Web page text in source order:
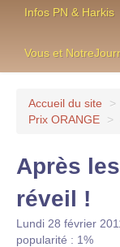
Infos PN & Harkis
Vous et
Accueil du site >
Prix ORANGE
>
Après
réveil !
Lundi 28 février
popularité : 1%